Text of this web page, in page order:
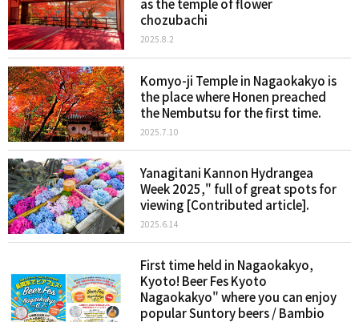
as the temple of flower
chozubachi
2025.8.2
Komyo-ji Temple in Nagaokakyo is
the place where Honen preached
the Nembutsu for the first time.
2025.7.10
Yanagitani Kannon Hydrangea
Week 2025," full of great spots for
viewing [Contributed article].
2025.6.14
First time held in Nagaokakyo,
Kyoto! Beer Fes Kyoto
Nagaokakyo" where you can enjoy
popular Suntory beers / Bambio